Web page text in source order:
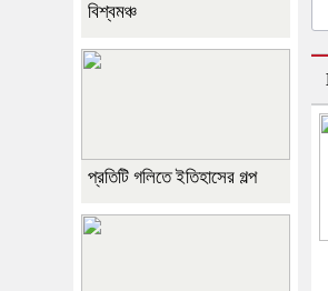
বিশ্বমঞ্চ
প্রতিটি গলিতে ইতিহাসের গল্প